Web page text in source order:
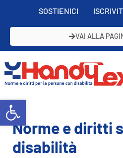
Open toolbar
SOSTIENICI
VAI ALLA
Norme e diritti
disabilità